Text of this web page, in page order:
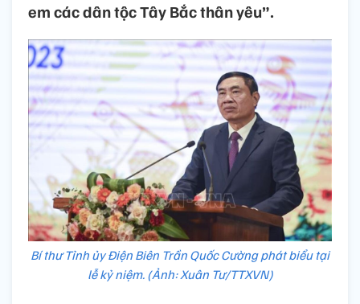
em các dân tộc Tây Bắc thân yêu”.
Bí thư Tỉnh ủy Điện Biên Trần Quốc Cường phát biểu tại
lễ kỷ niệm. (Ảnh: Xuân Tư/TTXVN)